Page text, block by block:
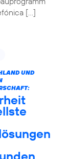
[…]
UND